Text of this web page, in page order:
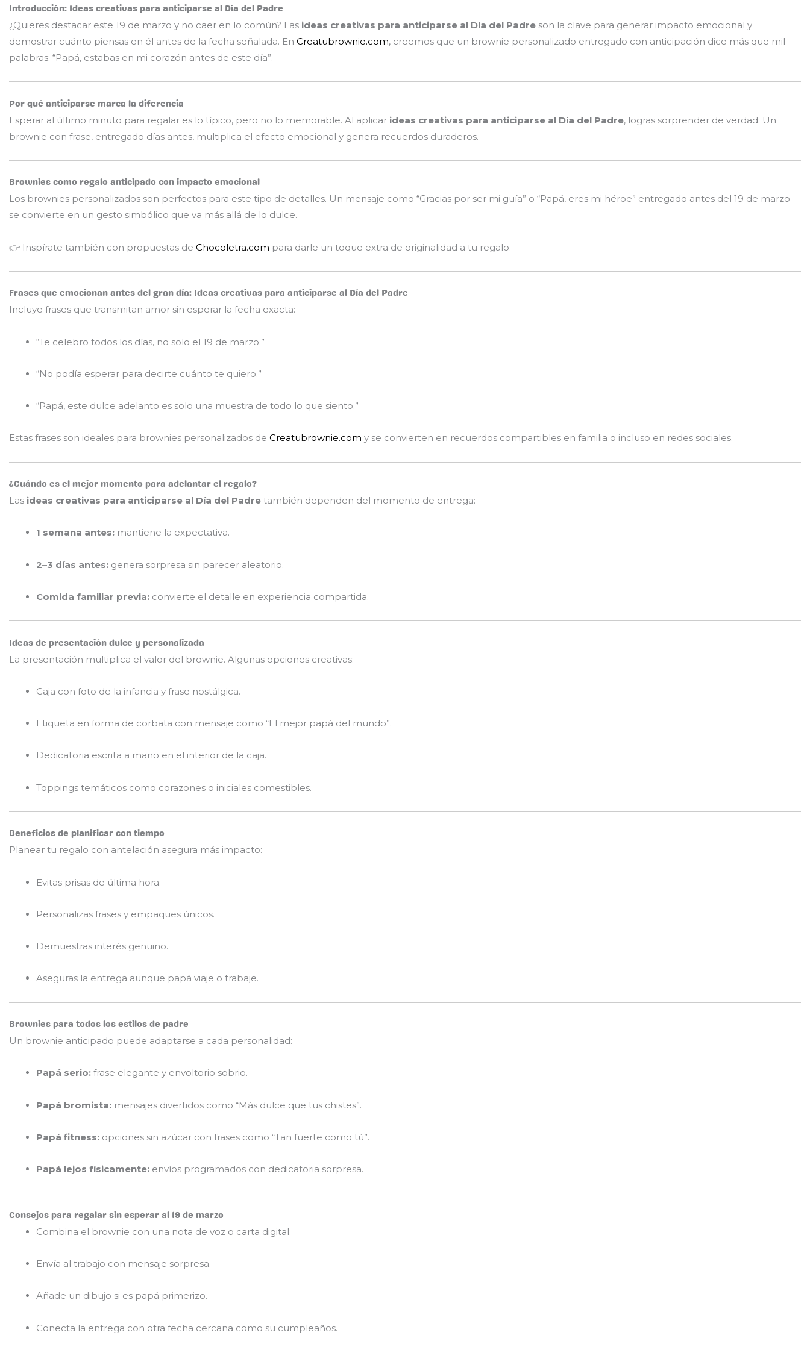
Introducción: Ideas creativas para anticiparse al Día del Padre
¿Quieres destacar este 19 de marzo y no caer en lo común? Las ideas creativas para anticiparse al Día del Padre son la clave para generar impacto emocional y
demostrar cuánto piensas en él antes de la fecha señalada. En Creatubrownie.com, creemos que un brownie personalizado entregado con anticipación dice más que mil
palabras: “Papá, estabas en mi corazón antes de este día”.
Por qué anticiparse marca la diferencia
Esperar al último minuto para regalar es lo típico, pero no lo memorable. Al aplicar ideas creativas para anticiparse al Día del Padre, logras sorprender de verdad. Un
brownie con frase, entregado días antes, multiplica el efecto emocional y genera recuerdos duraderos.
Brownies como regalo anticipado con impacto emocional
Los brownies personalizados son perfectos para este tipo de detalles. Un mensaje como “Gracias por ser mi guía” o “Papá, eres mi héroe” entregado antes del 19 de marzo
se convierte en un gesto simbólico que va más allá de lo dulce.
👉 Inspírate también con propuestas de Chocoletra.com para darle un toque extra de originalidad a tu regalo.
Frases que emocionan antes del gran día: Ideas creativas para anticiparse al Día del Padre
Incluye frases que transmitan amor sin esperar la fecha exacta:
“Te celebro todos los días, no solo el 19 de marzo.”
“No podía esperar para decirte cuánto te quiero.”
“Papá, este dulce adelanto es solo una muestra de todo lo que siento.”
Estas frases son ideales para brownies personalizados de Creatubrownie.com y se convierten en recuerdos compartibles en familia o incluso en redes sociales.
¿Cuándo es el mejor momento para adelantar el regalo?
Las ideas creativas para anticiparse al Día del Padre también dependen del momento de entrega:
1 semana antes: mantiene la expectativa.
2–3 días antes: genera sorpresa sin parecer aleatorio.
Comida familiar previa: convierte el detalle en experiencia compartida.
Ideas de presentación dulce y personalizada
La presentación multiplica el valor del brownie. Algunas opciones creativas:
Caja con foto de la infancia y frase nostálgica.
Etiqueta en forma de corbata con mensaje como “El mejor papá del mundo”.
Dedicatoria escrita a mano en el interior de la caja.
Toppings temáticos como corazones o iniciales comestibles.
Beneficios de planificar con tiempo
Planear tu regalo con antelación asegura más impacto:
Evitas prisas de última hora.
Personalizas frases y empaques únicos.
Demuestras interés genuino.
Aseguras la entrega aunque papá viaje o trabaje.
Brownies para todos los estilos de padre
Un brownie anticipado puede adaptarse a cada personalidad:
Papá serio: frase elegante y envoltorio sobrio.
Papá bromista: mensajes divertidos como “Más dulce que tus chistes”.
Papá fitness: opciones sin azúcar con frases como “Tan fuerte como tú”.
Papá lejos físicamente: envíos programados con dedicatoria sorpresa.
Consejos para regalar sin esperar al 19 de marzo
Combina el brownie con una nota de voz o carta digital.
Envía al trabajo con mensaje sorpresa.
Añade un dibujo si es papá primerizo.
Conecta la entrega con otra fecha cercana como su cumpleaños.